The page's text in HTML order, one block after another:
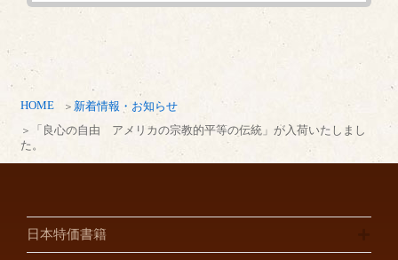
HOME
新着情報・お知らせ
「良心の自由 アメリカの宗教的平等の伝統」が入荷いたしまし
た。
日本特価書籍